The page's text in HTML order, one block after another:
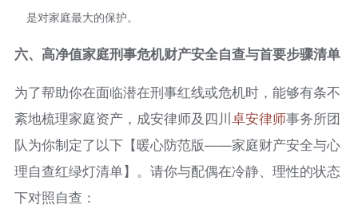
是对家庭最大的保护。
六、 高净值家庭刑事危机财产安全自查与首要步骤清单
为了帮助你在面临潜在刑事红线或危机时，能够有条不
紊地梳理家庭资产，成安律师及四川卓安律师事务所团
队为你制定了以下【暖心防范版——家庭财产安全与心
理自查红绿灯清单】。请你与配偶在冷静、理性的状态
下对照自查：